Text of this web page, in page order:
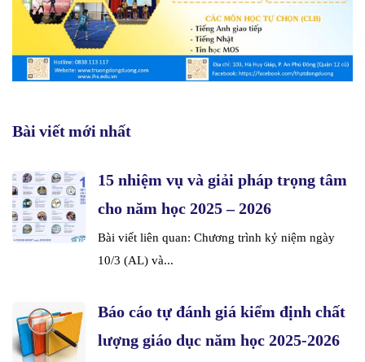
Bài viết mới nhất
15 nhiệm vụ và giải pháp trọng tâm
cho năm học 2025 – 2026
Bài viết liên quan: Chương trình kỷ niệm ngày
10/3 (AL) và...
Báo cáo tự đánh giá kiểm định chất
lượng giáo dục năm học 2025-2026